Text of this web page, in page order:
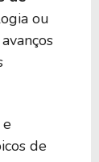
ou
de